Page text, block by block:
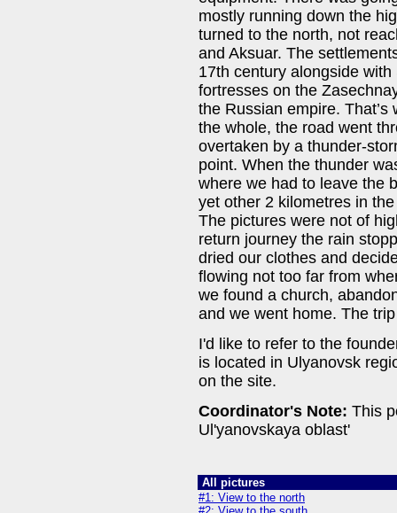
mostly running down the
turned to the north, not
and Aksuar. The
17th century alongside
fortresses on the
the Russian empire.
the whole, the road went
overtaken by a thunder-
point. When the thunder
where we had to leave the
yet other 2 kilometres in
The pictures were not of
return journey the rain
dried our clothes and
flowing not too far from
we found a church,
and we went home. The
I'd like to refer to the
is located in Ulyanovsk
on the site.
Coordinator's Note: This
Ul'yanovskaya oblast'
All pictures
#1: View to the north